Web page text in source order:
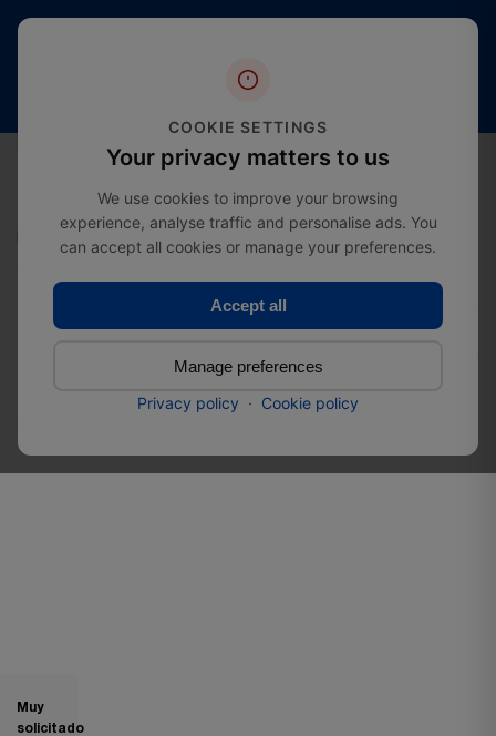
gratuito
Conectores de madera Conector angular reforzado
Conector angular
Muy
solicitado
COOKIE SETTINGS
Your privacy matters to us
We use cookies to improve your browsing
experience, analyse traffic and personalise ads. You
can accept all cookies or manage your preferences.
Accept all
Manage preferences
Privacy policy · Cookie policy